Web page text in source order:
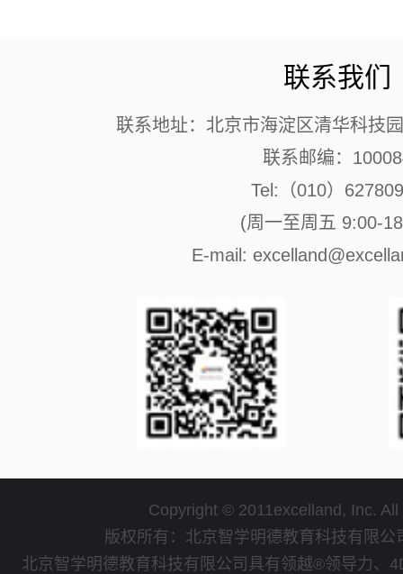
联系我们
联系地址：北京市海淀区清华科技
联系邮编：
Tel:（010）
(周一至周五 9:00-
E-mail:
Copyright © 2011excelland, Inc.
版权所有：北京智学明德教育科技有限
北京智学明德教育科技有限公司具有领越®领导力、